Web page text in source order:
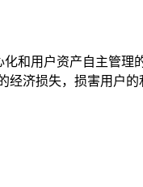
化和用户资产自主管
经济损失，损害用户